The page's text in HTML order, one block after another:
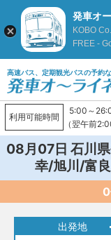
高速バス、定期観光バスの予約
利用可能時間
5:00～
（翌午前
08月07日 石川県
幸/旭川/富
出発地
発車オ
KOBO
FREE -